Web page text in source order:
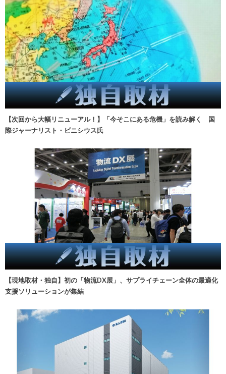
【次回から大幅リニューアル！】「今そこにある危機」を読み解く 国
際ジャーナリスト・ビニシウス氏
【現地取材・独自】初の「物流DX展」、サプライチェーン全体の最適化
支援ソリューションが集結